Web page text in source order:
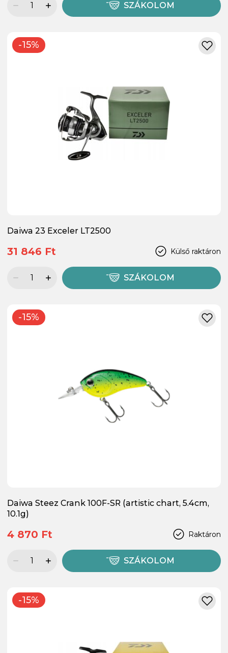
SZÁKOLOM
-15%
Daiwa 23 Exceler LT2500
Külső raktáron
31 846 Ft
SZÁKOLOM
-15%
Daiwa Steez Crank 100F-SR (artistic chart, 5.4cm,
10.1g)
Raktáron
4 870 Ft
SZÁKOLOM
-15%